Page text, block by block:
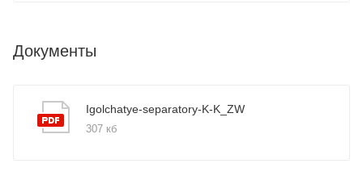
Документы
Igolchatye-separatory-K-K_ZW
307 кб